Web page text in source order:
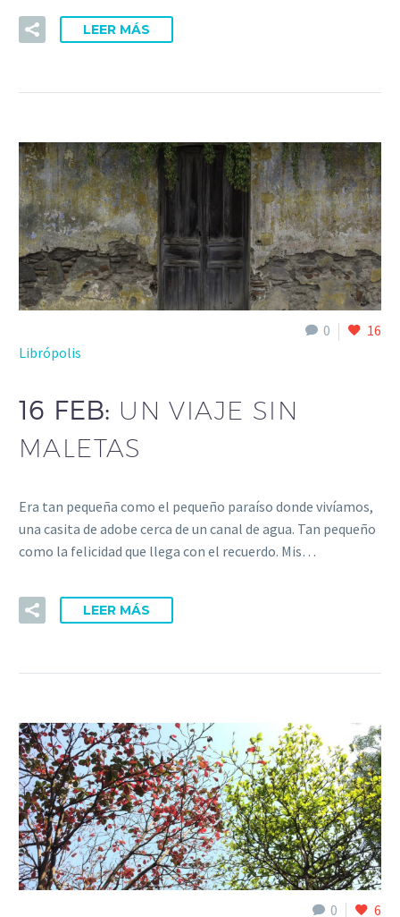
LEER MÁS
0
16
Librópolis
16 FEB: UN VIAJE SIN
MALETAS
Era tan pequeña como el pequeño paraíso donde vivíamos,
una casita de adobe cerca de un canal de agua. Tan pequeño
como la felicidad que llega con el recuerdo. Mis…
LEER MÁS
0 6